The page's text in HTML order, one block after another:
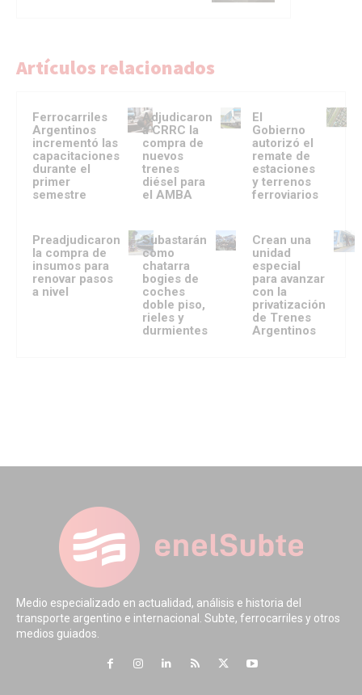
Artículos relacionados
Ferrocarriles
Argentinos
incrementó las
capacitaciones
durante el
primer
semestre
Adjudicaron
a CRRC la
compra de
nuevos
trenes
diésel para
el AMBA
El
Gobierno
autorizó el
remate de
estaciones
y terrenos
ferroviarios
Preadjudicaron
la compra de
insumos para
renovar pasos
a nivel
Subastarán
como
chatarra
bogies de
coches
doble piso,
rieles y
durmientes
Crean una
unidad
especial
para avanzar
con la
privatización
de Trenes
Argentinos
Medio especializado en actualidad, análisis e historia del
transporte argentino e internacional. Subte, ferrocarriles y otros
medios guiados.